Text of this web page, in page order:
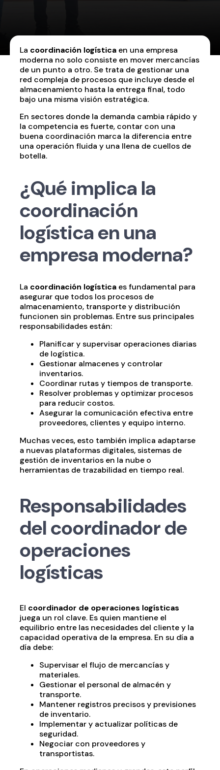
La coordinación logística en una empresa
moderna no solo consiste en mover mercancías
de un punto a otro. Se trata de gestionar una
red compleja de procesos que incluye desde el
almacenamiento hasta la entrega final, todo
bajo una misma visión estratégica.
En sectores donde la demanda cambia rápido y
la competencia es fuerte, contar con una
buena coordinación marca la diferencia entre
una operación fluida y una llena de cuellos de
botella.
¿Qué implica la
coordinación
logística en una
empresa moderna?
La coordinación logística es fundamental para
asegurar que todos los procesos de
almacenamiento, transporte y distribución
funcionen sin problemas. Entre sus principales
responsabilidades están:
Planificar y supervisar operaciones diarias
de logística.
Gestionar almacenes y controlar
inventarios.
Coordinar rutas y tiempos de transporte.
Resolver problemas y optimizar procesos
para reducir costos.
Asegurar la comunicación efectiva entre
proveedores, clientes y equipo interno.
Muchas veces, esto también implica adaptarse
a nuevas plataformas digitales, sistemas de
gestión de inventarios en la nube o
herramientas de trazabilidad en tiempo real.
Responsabilidades
del coordinador de
operaciones
logísticas
El coordinador de operaciones logísticas
juega un rol clave. Es quien mantiene el
equilibrio entre las necesidades del cliente y la
capacidad operativa de la empresa. En su día a
día debe:
Supervisar el flujo de mercancías y
materiales.
Gestionar el personal de almacén y
transporte.
Mantener registros precisos y previsiones
de inventario.
Implementar y actualizar políticas de
seguridad.
Negociar con proveedores y
transportistas.